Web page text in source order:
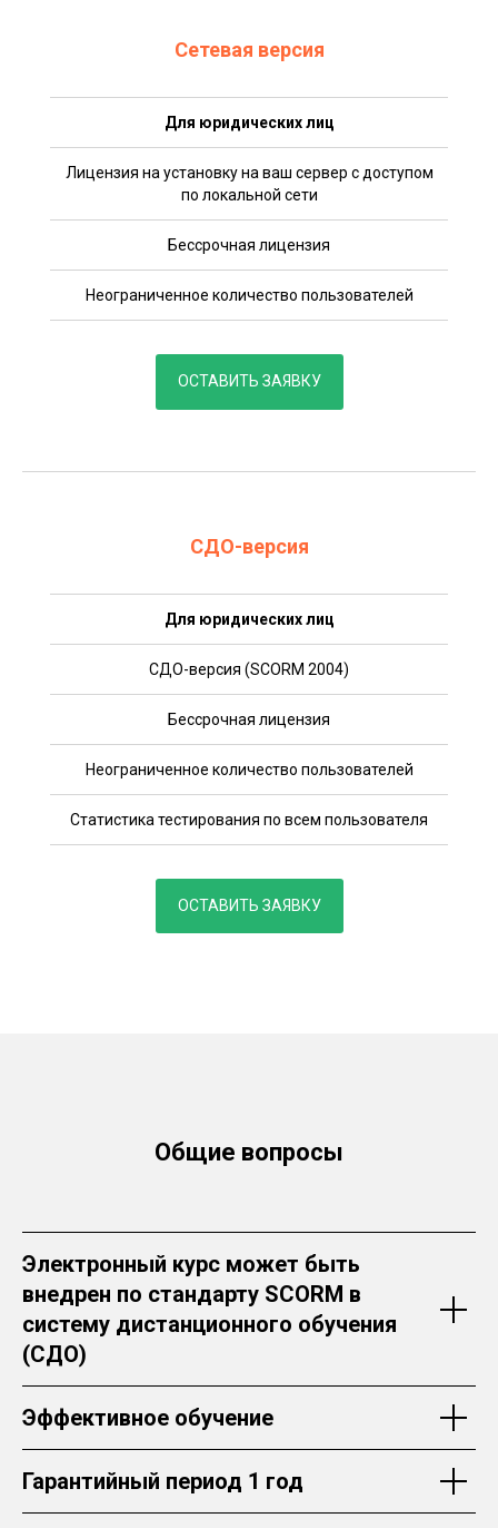
Сетевая версия
Для юридических лиц
Лицензия на установку на ваш сервер с доступом
по локальной сети
Бессрочная лицензия
Неограниченное количество пользователей
ОСТАВИТЬ ЗАЯВКУ
СДО-версия
Для юридических лиц
СДО-версия (SCORM 2004)
Бессрочная лицензия
Неограниченное количество пользователей
Статистика тестирования по всем пользователя
ОСТАВИТЬ ЗАЯВКУ
Общие вопросы
Электронный курс может быть
внедрен по стандарту SCORM в
систему дистанционного обучения
(СДО)
Эффективное обучение
Гарантийный период 1 год